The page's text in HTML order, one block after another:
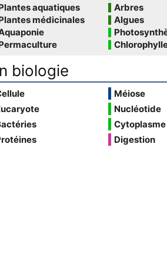
aquatiques
médicinales
Arbres
Algues
biologie
Méiose
Nucléotide
Cytoplasme
Digestion